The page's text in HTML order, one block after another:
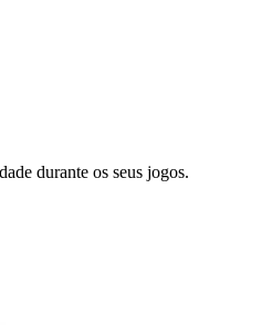
durante os seus jogos.